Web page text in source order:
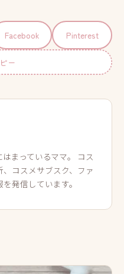
Facebook Pinterest
ー
まっているママ。 コス
コスメサブスク、ファ
発信しています。